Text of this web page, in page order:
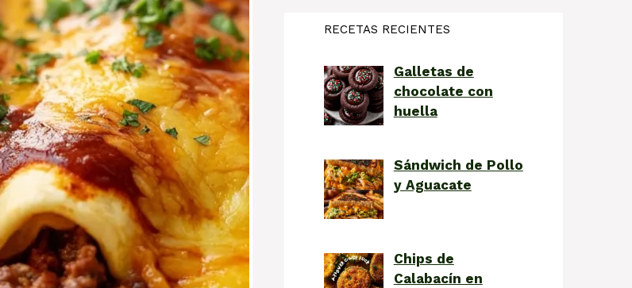
RECETAS RECIENTES
Galletas de
chocolate con
huella
Sándwich de Pollo
y Aguacate
Chips de
Calabacín en